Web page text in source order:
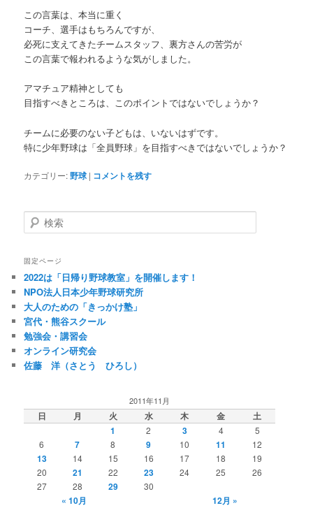
この言葉は、本当に重く
コーチ、選手はもちろんですが、
必死に支えてきたチームスタッフ、裏方さんの苦労が
この言葉で報われるような気がしました。
アマチュア精神としても
目指すべきところは、このポイントではないでしょうか？
チームに必要のない子どもは、いないはずです。
特に少年野球は「全員野球」を目指すべきではないでしょうか？
カテゴリー:野球 | コメントを残す
検
索
固定ページ
2022は「日帰り野球教室」を開催します！
NPO法人日本少年野球研究所
大人のための「きっかけ塾」
宮代・熊谷スクール
勉強会・講習会
オンライン研究会
佐藤 洋（さとう ひろし）
2011年11月
日 月 火 水 木 金
土
1
2 3 4
5
6
7 8 9 10 11 12
13 14 15 16 17 18
19
20
21 22 23 24 25
26
27
28 29 30
« 10月 12月 »